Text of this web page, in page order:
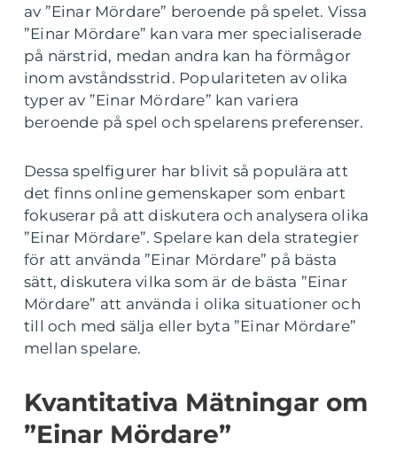
av ”Einar Mördare” beroende på spelet. Vissa
”Einar Mördare” kan vara mer specialiserade
på närstrid, medan andra kan ha förmågor
inom avståndsstrid. Populariteten av olika
typer av ”Einar Mördare” kan variera
beroende på spel och spelarens preferenser.
Dessa spelfigurer har blivit så populära att
det finns online gemenskaper som enbart
fokuserar på att diskutera och analysera olika
”Einar Mördare”. Spelare kan dela strategier
för att använda ”Einar Mördare” på bästa
sätt, diskutera vilka som är de bästa ”Einar
Mördare” att använda i olika situationer och
till och med sälja eller byta ”Einar Mördare”
mellan spelare.
Kvantitativa Mätningar om
”Einar Mördare”